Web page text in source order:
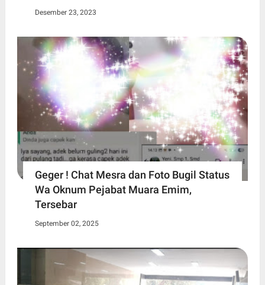
Desember 23, 2023
Geger ! Chat Mesra dan Foto Bugil Status
Wa Oknum Pejabat Muara Emim,
Tersebar
September 02, 2025